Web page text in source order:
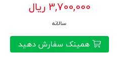
3,700,000 ریال
سالانه
همینک سفارش دهید